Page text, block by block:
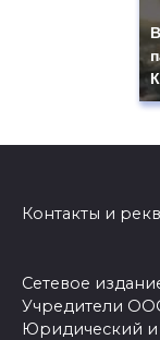
Контакты и
Сетевое
Учредители
Юридический и